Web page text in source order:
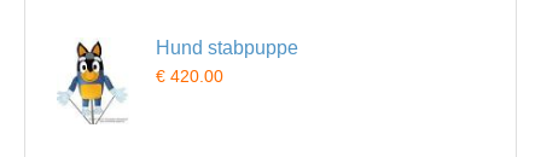
Hund stabpuppe
€ 420.00